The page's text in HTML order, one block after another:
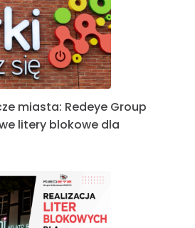
miasta: Redeye Group
litery blokowe dla